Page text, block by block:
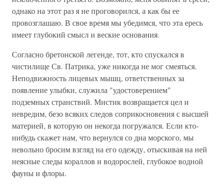
однако на этот раз я не проговорился, а как бы ее
провозглашаю. В свое время мы убедимся, что эта ересь
имеет глубокий смысл и веские основания.
Согласно бретонской легенде, тот, кто спускался в
чистилище Св. Патрика, уже никогда не мог смеяться.
Неподвижность лицевых мышц, ответственных за
появление улыбки, служила "удостоверением"
подземных странствий. Мистик возвращается цел и
невредим, безо всяких следов соприкосновения с высшей
материей, в которую он некогда погружался. Если кто-
нибудь скажет нам, что вернулся со дна морского, мы
невольно бросим взгляд на его одежду, отыскивая на ней
неясные следы кораллов и водорослей, глубокое водной
фауны и флоры.